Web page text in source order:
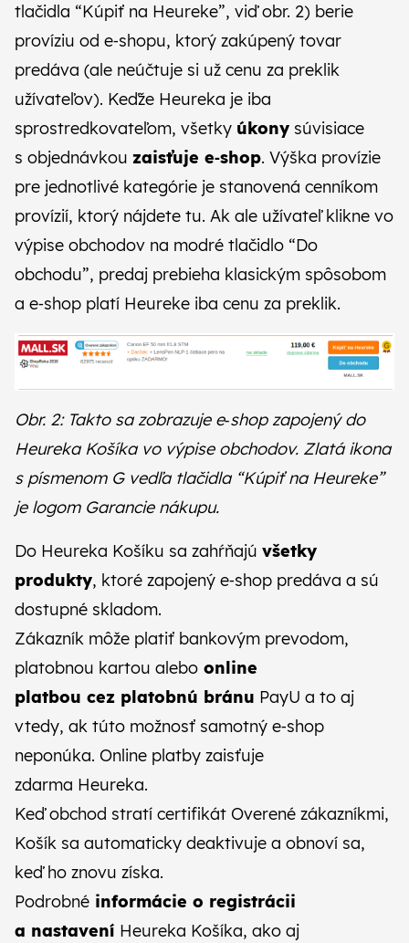
tlačidla “Kúpiť na Heureke”, viď obr. 2) berie
províziu od e‑shopu, ktorý zakúpený tovar
predáva (ale neúčtuje si už cenu za preklik
užívateľov). Keďže Heureka je iba
sprostredkovateľom, všetky úkony súvisiace
s objednávkou zaisťuje e‑shop. Výška provízie
pre jednotlivé kategórie je stanovená cenníkom
provízií, ktorý nájdete tu. Ak ale užívateľ klikne vo
výpise obchodov na modré tlačidlo “Do
obchodu”, predaj prebieha klasickým spôsobom
a e‑shop platí Heureke iba cenu za preklik.
Obr. 2: Takto sa zobrazuje e‑shop zapojený do
Heureka Košíka vo výpise obchodov. Zlatá ikona
s písmenom G vedľa tlačidla “Kúpiť na Heureke”
je logom Garancie nákupu.
Do Heureka Košíku sa zahŕňajú všetky
produkty, ktoré zapojený e‑shop predáva a sú
dostupné skladom.
Zákazník môže platiť bankovým prevodom,
platobnou kartou alebo online
platbou cez platobnú bránu PayU a to aj
vtedy, ak túto možnosť samotný e‑shop
neponúka. Online platby zaisťuje
zdarma Heureka.
Keď obchod stratí certifikát Overené zákazníkmi,
Košík sa automaticky deaktivuje a obnoví sa,
keď ho znovu získa.
Podrobné informácie o registrácii
a nastavení Heureka Košíka, ako aj